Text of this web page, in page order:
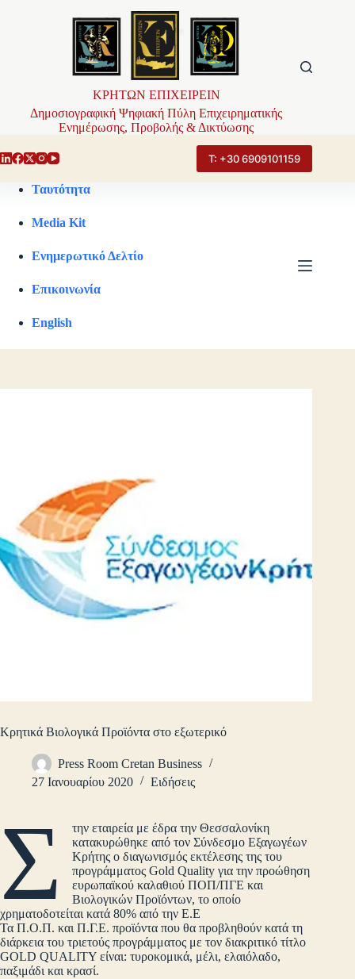
ΚΡΗΤΩΝ ΕΠΙΧΕΙΡΕΙΝ
Δημοσιογραφική Ψηφιακή Πύλη Επιχειρηματικής
Ενημέρωσης, Προβολής & Δικτύωσης
Τ: +30 6909101159
Ταυτότητα
Media Kit
Ενημερωτικό Δελτίο
Επικοινωνία
English
Κρητικά Βιολογικά Προϊόντα στο εξωτερικό
Press Room Cretan Business
27 Ιανουαρίου 2020
Ειδήσεις
Σ
την εταιρεία με έδρα την Θεσσαλονίκη
κατακυρώθηκε από τον Σύνδεσμο Εξαγωγέων
Κρήτης ο διαγωνισμός εκτέλεσης της του
προγράμματος Gold Quality για την προώθηση
ευρωπαϊκού καλαθιού ΠΟΠ/ΠΓΕ και
Βιολογικών Προϊόντων, το οποίο
χρηματοδοτείται κατά 80% από την Ε.Ε
Τα Π.Ο.Π. και Π.Γ.Ε. προϊόντα που θα προβληθούν κατά τη
διάρκεια του τριετούς προγράμματος με τον διακριτικό τίτλο
GOLD QUALITY είναι: τυροκομικά, μέλι, ελαιόλαδο,
παξιμάδι και κρασί.